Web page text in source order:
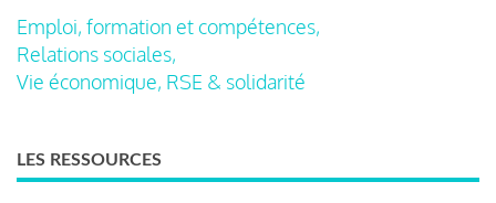
Emploi, formation et compétences,
Relations sociales,
Vie économique, RSE & solidarité
LES RESSOURCES